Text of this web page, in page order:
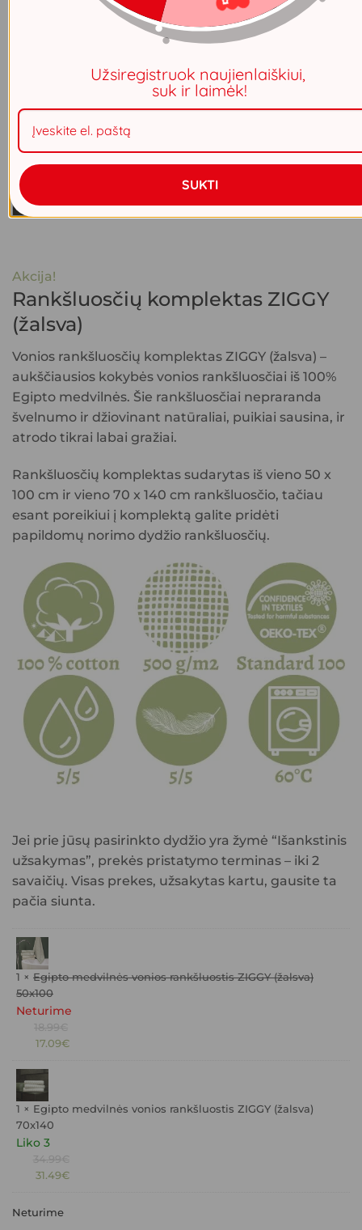
Akcija!
Rankšluosčių komplektas ZIGGY
(žalsva)
Vonios rankšluosčių komplektas ZIGGY (žalsva) –
aukščiausios kokybės vonios rankšluosčiai iš 100%
Egipto medvilnės. Šie rankšluosčiai nepraranda
švelnumo ir džiovinant natūraliai, puikiai sausina, ir
atrodo tikrai labai gražiai.
Rankšluosčių komplektas sudarytas iš vieno 50 x
100 cm ir vieno 70 x 140 cm rankšluosčio, tačiau
esant poreikiui į komplektą galite pridėti
papildomų norimo dydžio rankšluosčių.
Jei prie jūsų pasirinkto dydžio yra žymė “Išankstinis
užsakymas”, prekės pristatymo terminas – iki 2
savaičių. Visas prekes, užsakytas kartu, gausite ta
pačia siunta.
1 × Egipto medvilnės vonios rankšluostis ZIGGY (žalsva)
50x100
Neturime
17.09€Current
1 × Egipto medvilnės vonios rankšluostis ZIGGY (žalsva)
70x140
Liko 3
31.49€Current
Neturime
Užsiregistruok naujienlaiškiui,
suk ir laimėk!
SUKTI